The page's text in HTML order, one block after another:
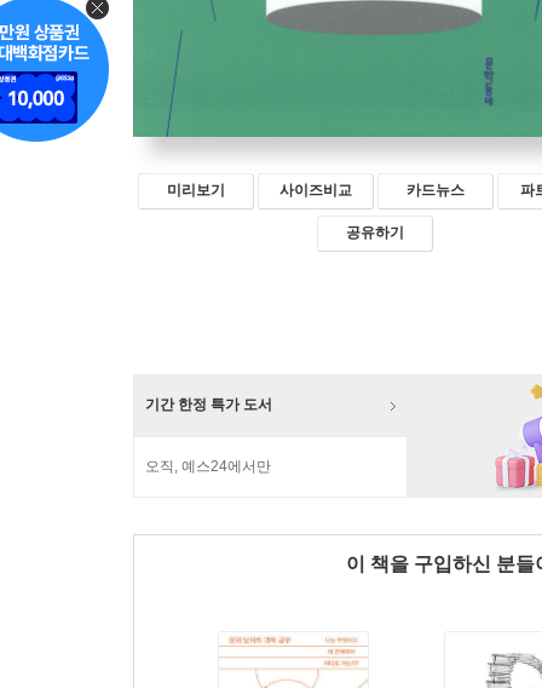
미리보기 사이즈비교 카드뉴스 파
공유하기
기간 한정 특가 도서
오직, 예스24에서만
이 책을 구입하신 분